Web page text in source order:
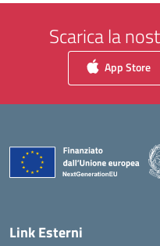
Scarica la
App Store
Link Esterni